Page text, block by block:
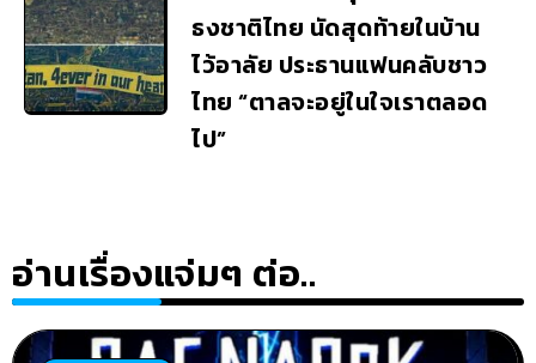
ธงชาติไทย นัดสุดท้ายในบ้าน
ไว้อาลัย ประธานแฟนคลับชาว
ไทย “ตาลจะอยู่ในใจเราตลอด
ไป”
อ่านเรื่องแจ่มๆ ต่อ..